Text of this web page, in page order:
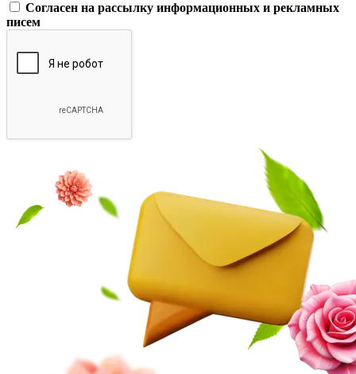
Согласен на рассылку информационных и рекламных
писем